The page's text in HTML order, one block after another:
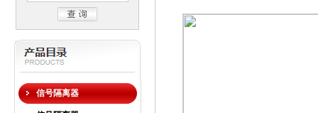
信号隔离器